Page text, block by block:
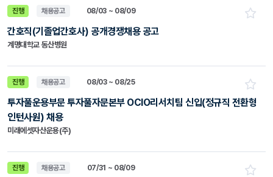
진행 채용공고
계명대학교 동산병원
간호직(기졸업간호사) 공개경쟁채용 공고
08/03 ~ 08/09
진행 채용공고
미래에셋자산운용(주)
투자풀운용부문 투자풀자문본부 OCIO리서치팀 신입(정규직 전환형
인턴사원) 채용
08/03 ~ 08/25
진행 채용공고 07/31 ~ 08/09